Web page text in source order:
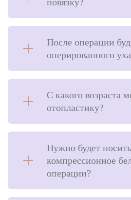
После операции
оперированного
С какого возраста
отопластику?
Нужно будет носить
компрессионное
операции?